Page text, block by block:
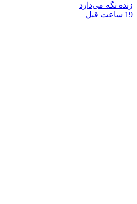
زنده نگه می‌دارد
19 ساعت قبل